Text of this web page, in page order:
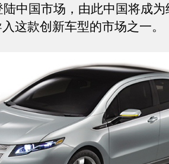
陆中国市场，由此中国将成
这款创新车型的市场之一。